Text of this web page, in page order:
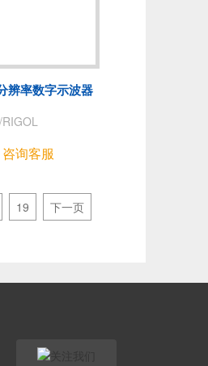
辨率数字示波器
咨询客服
19 下一页